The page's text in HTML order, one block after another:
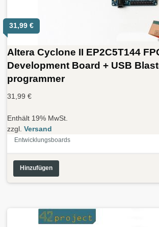
31,99 €
Altera Cyclone II EP2C5T144
Development Board + USB
programmer
31,99 €
Enthält 19% MwSt.
zzgl. Versand
Entwicklungsboards
Hinzufügen